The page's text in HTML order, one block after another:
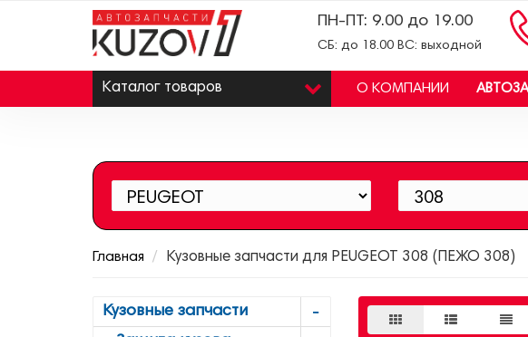
ПН-ПТ: 9.00 до 19.00
СБ: до 18.00 ВС: выходной
Каталог товаров О КОМПАНИИ
Главная Кузовные запчасти для PEUGEOT 308 (ПЕЖО 308)
Кузовные запчасти